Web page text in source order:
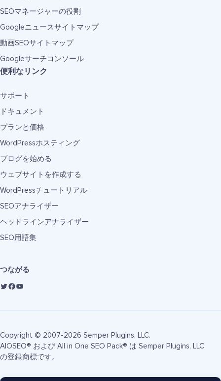
SEOマネージャーの役割
Googleニュースサイトマップ
動画SEOサイトマップ
Googleサーチコンソール
便利なリンク
サポート
ドキュメント
プランと価格
WordPressホスティング
ブログを始める
ウェブサイトを作成する
WordPressチュートリアル
SEOアナライザー
ヘッドラインアナライザー
SEO用語集
つながる
Copyright © 2007-2026 Semper Plugins, LLC.
AIOSEO® および All in One SEO Pack® は Semper Plugins, LLC
の登録商標です。